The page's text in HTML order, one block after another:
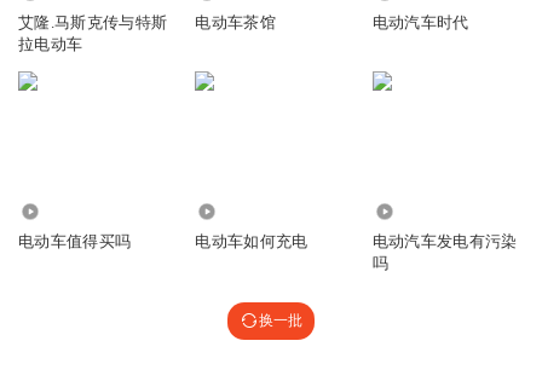
艾隆.马斯克传与特斯
拉电动车
电动车茶馆 电动汽车时代
电动车值得买吗 电动车如何充电
电动汽车发电有污染
吗
换一批